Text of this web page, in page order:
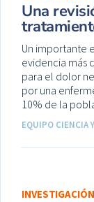
Una
Un importante
evidencia más
para el dolor
por una
10% de la
EQUIPO CIENCIA